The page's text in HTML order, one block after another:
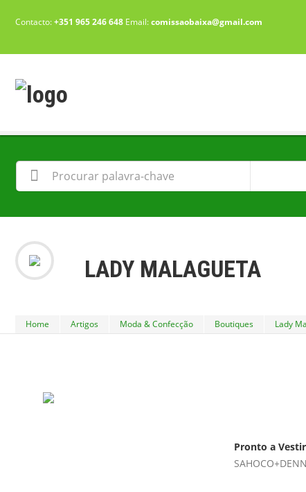
Contacto:+351 965 246 648 Email:comissaobaixa@gmail.com
LADY MALAGUETA
Home Artigos Moda & Confecção Boutiques Lady
Pronto a Vestir